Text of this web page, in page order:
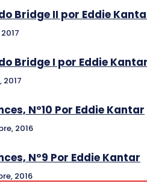
Bridge II por Eddie
Bridge I por Eddie
2017
Nº10 Por Eddie Kantar
2016
Nº9 Por Eddie Kantar
2016